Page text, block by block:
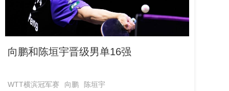
向鹏和陈垣宇晋级男单16强
WTT横滨冠军赛 向鹏 陈垣宇